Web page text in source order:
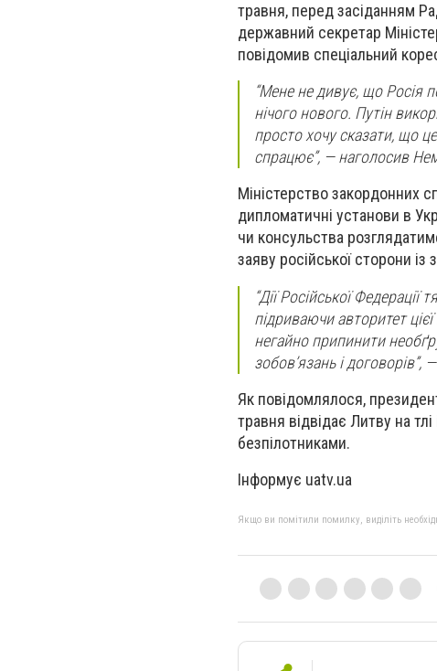
травня, перед засіданням
державний секретар
повідомив спеціальний
“Мене не дивує, що Росія
нічого нового. Путін
просто хочу сказати, що
спрацює”, — наголосив
Міністерство закордонних
дипломатичні установи в
чи консульства
заяву російської сторони
“Дії Російської
підриваючи авторитет
негайно припинити
зобов’язань і
Як повідомлялося,
травня відвідає Литву на
безпілотниками.
Інформує uatv.ua
Якщо ви помітили помилку, виділіть